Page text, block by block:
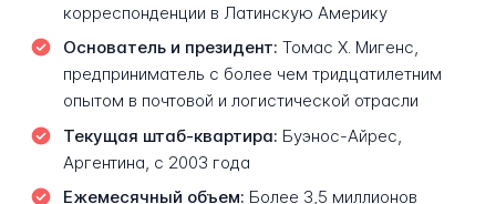
корреспонденции в Латинскую Америку
Основатель и президент: Томас X. Мигенс,
предприниматель с более чем тридцатилетним
опытом в почтовой и логистической отрасли
Текущая штаб-квартира: Буэнос-Айрес,
Аргентина, с 2003 года
Ежемесячный объем: Более 3,5 миллионов